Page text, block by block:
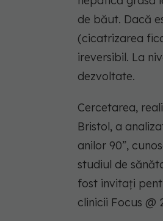
de băut. Dacă
(cicatrizarea
ireversibil. La
dezvoltate.
Cercetarea,
Bristol, a
anilor 90”,
studiul de
fost invitați
clinicii Focus @